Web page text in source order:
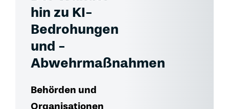
hin zu KI-
Bedrohungen
und -
Abwehrmaßnahmen
Behörden und
Organisationen